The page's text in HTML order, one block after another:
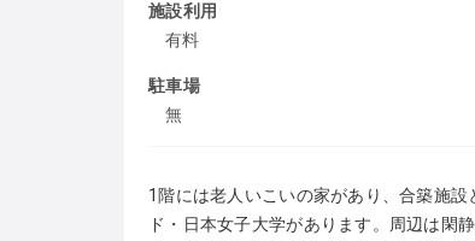
施設利用
有料
駐車場
無
1階には老人いこいの家があり、合築施
ド・日本女子大学があります。周辺は閑